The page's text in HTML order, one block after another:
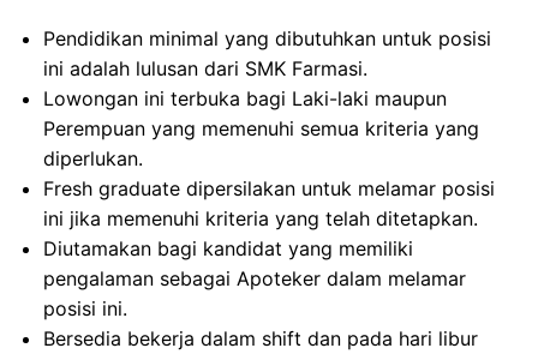
Pendidikan minimal yang dibutuhkan untuk posisi
ini adalah lulusan dari SMK Farmasi.
Lowongan ini terbuka bagi Laki-laki maupun
Perempuan yang memenuhi semua kriteria yang
diperlukan.
Fresh graduate dipersilakan untuk melamar posisi
ini jika memenuhi kriteria yang telah ditetapkan.
Diutamakan bagi kandidat yang memiliki
pengalaman sebagai Apoteker dalam melamar
posisi ini.
Bersedia bekerja dalam shift dan pada hari libur